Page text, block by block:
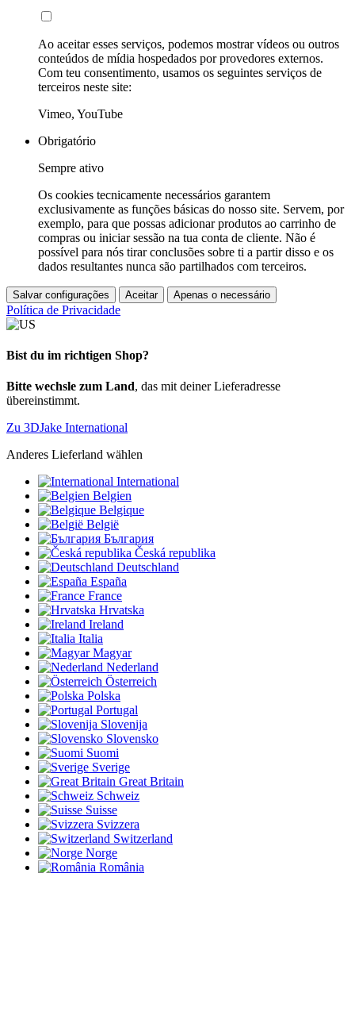
Ao aceitar esses serviços, podemos mostrar vídeos ou outros
conteúdos de mídia hospedados por provedores externos.
Com teu consentimento, usamos os seguintes serviços de
terceiros neste site:
Vimeo, YouTube
Obrigatório
Sempre ativo
Os cookies tecnicamente necessários garantem
exclusivamente as funções básicas do nosso site. Servem, por
exemplo, para que possas adicionar produtos ao carrinho de
compras ou iniciar sessão na tua conta de cliente. Não é
possível para nós tirar conclusões sobre ti a partir disso e os
dados resultantes nunca são partilhados com terceiros.
Salvar configurações Aceitar Apenas o necessário
Política de Privacidade
Bist du im richtigen Shop?
Bitte wechsle zum Land, das mit deiner Lieferadresse
übereinstimmt.
Zu 3DJake International
Anderes Lieferland wählen
International
Belgien
Belgique
België
България
Česká republika
Deutschland
España
France
Hrvatska
Ireland
Italia
Magyar
Nederland
Österreich
Polska
Portugal
Slovenija
Slovensko
Suomi
Sverige
Great Britain
Schweiz
Suisse
Svizzera
Switzerland
Norge
România